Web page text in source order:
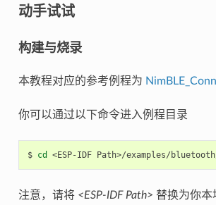
动手试试
构建与烧录
本教程对应的参考例程为
你可以通过以下命令进入例程目录
$ cd <ESP-IDF
注意，请将 <ESP-IDF Path> 替换为你本